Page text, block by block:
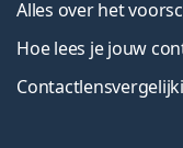
Alles over het
Hoe lees je jouw